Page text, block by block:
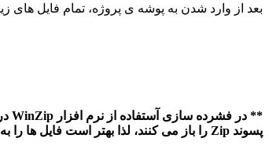
بعد از وارد شدن به پوشه ی پروژه، تمام فایل های
پسوند Zip را باز می کنند، لذا بهتر است فایل ها را به صورت Zip فشرده نماییم**